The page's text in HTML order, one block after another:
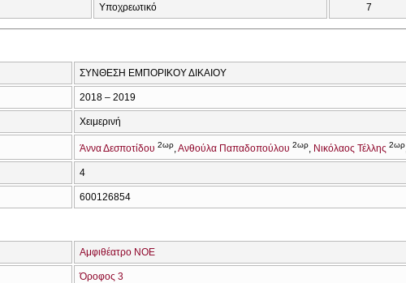
Υποχρεωτικό 7
ΣΥΝΘΕΣΗ ΕΜΠΟΡΙΚΟΥ ΔΙΚΑΙΟΥ
2018 – 2019
Χειμερινή
Άννα Δεσποτίδου 2ωρ Ανθούλα Παπαδοπούλου 2ωρ Νικόλαος Τέλλης 2ωρ
4
600126854
Αμφιθέατρο ΝΟΕ
Όροφος 3